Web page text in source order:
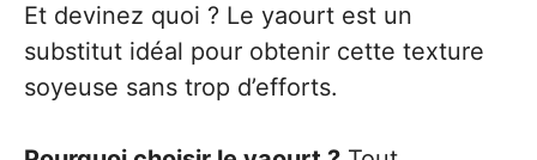
Et devinez quoi ? Le yaourt est un
substitut idéal pour obtenir cette texture
soyeuse sans trop d’efforts.